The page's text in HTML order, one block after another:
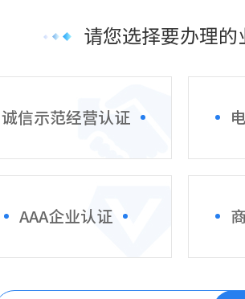
请您选择要办理的
诚信示范经营认证
AAA企业认证